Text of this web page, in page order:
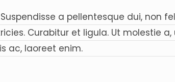
a pellentesque dui, non
Curabitur et ligula. Ut molestie a,
ac, laoreet enim.